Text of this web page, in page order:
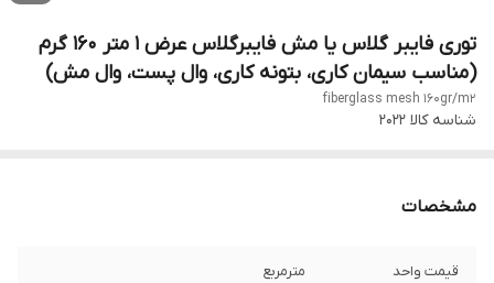
توری فایبر گلاس یا مش فایبرگلاس عرض 1 متر 160 گرم
(مناسب سیمان کاری، بتونه کاری، وال پست، وال مش)
fiberglass mesh 160gr/m2
شناسه کالا 2022
مشخصات
قیمت واحد مترمربع